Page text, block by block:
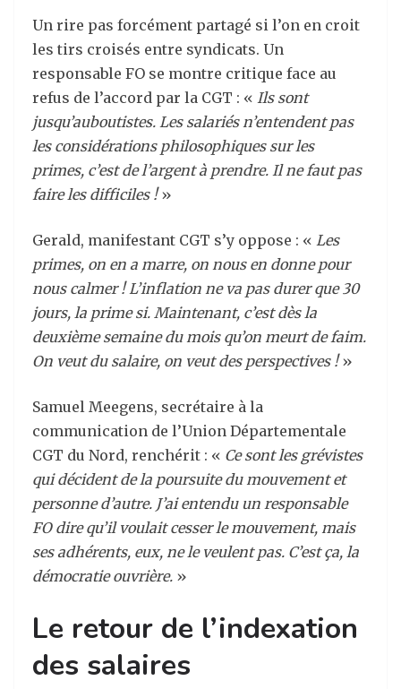
Un rire pas forcément partagé si l’on en croit
les tirs croisés entre syndicats. Un
responsable FO se montre critique face au
refus de l’accord par la CGT : « Ils sont
jusqu’auboutistes. Les salariés n’entendent pas
les considérations philosophiques sur les
primes, c’est de l’argent à prendre. Il ne faut pas
faire les difficiles !»
Gerald, manifestant CGT s’y oppose : « Les
primes, on en a marre, on nous en donne pour
nous calmer ! L’inflation ne va pas durer que 30
jours, la prime si. Maintenant, c’est dès la
deuxième semaine du mois qu’on meurt de faim.
On veut du salaire, on veut des perspectives !»
Samuel Meegens, secrétaire à la
communication de l’Union Départementale
CGT du Nord, renchérit : « Ce sont les grévistes
qui décident de la poursuite du mouvement et
personne d’autre. J’ai entendu un responsable
FO dire qu’il voulait cesser le mouvement, mais
ses adhérents, eux, ne le veulent pas. C’est ça, la
démocratie ouvrière. »
Le retour de l’indexation
des salaires